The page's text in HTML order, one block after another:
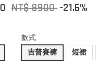
NT$ 8900-21.6%
款式
吉普賽褲
短裙